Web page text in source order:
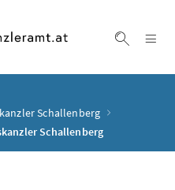
Schallenberg
Schallenberg